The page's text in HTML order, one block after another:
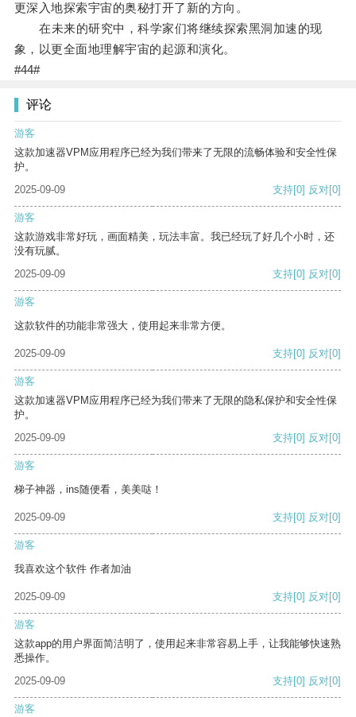
更深入地探索宇宙的奥秘打开了新的方向。
在未来的研究中，科学家们将继续探索黑洞加速的现
象，以更全面地理解宇宙的起源和演化。
#44#
评论
游客
这款加速器VPM应用程序已经为我们带来了无限的流畅体验和安全性保
护。
2025-09-09
支持[0] 反对[0]
游客
这款游戏非常好玩，画面精美，玩法丰富。我已经玩了好几个小时，还
没有玩腻。
2025-09-09
支持[0] 反对[0]
游客
这款软件的功能非常强大，使用起来非常方便。
2025-09-09 支持[0] 反对[0]
游客
这款加速器VPM应用程序已经为我们带来了无限的隐私保护和安全性保
护。
2025-09-09
支持[0] 反对[0]
游客
梯子神器，ins随便看，美美哒！
2025-09-09 支持[0] 反对[0]
游客
我喜欢这个软件 作者加油
2025-09-09 支持[0] 反对[0]
游客
这款app的用户界面简洁明了，使用起来非常容易上手，让我能够快速熟
悉操作。
2025-09-09
支持[0] 反对[0]
游客